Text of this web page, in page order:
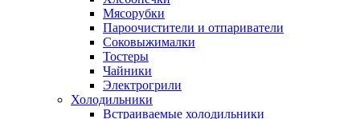
Мясорубки
Пароочистители и отпариватели
Соковыжималки
Тостеры
Чайники
Электрогрили
Холодильники
Встраиваемые холодильники